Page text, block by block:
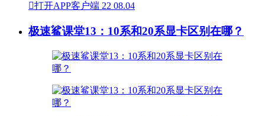
打开APP客户端 22 08.04
极速鲨课堂13：10系和20系显卡区别在哪？